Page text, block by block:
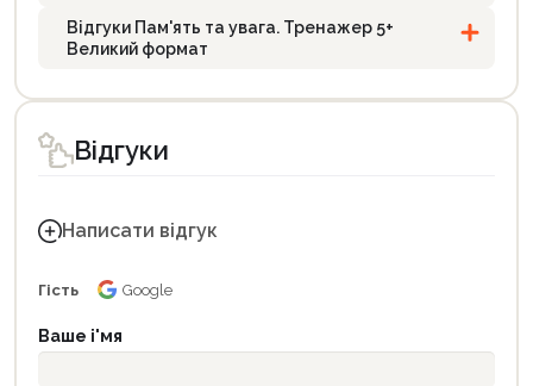
Відгуки Пам'ять та увага. Тренажер 5+
Великий формат
Відгуки
Написати відгук
Гість Google
Ваше і'мя